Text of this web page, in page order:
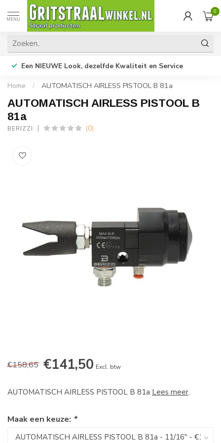
MENU
0
Een NIEUWE Look, dezelfde Kwaliteit en Service
Home / AUTOMATISCH AIRLESS PISTOOL B 81a
AUTOMATISCH AIRLESS PISTOOL B
81a
BERIZZI (0)
€158,65 €141,50 Excl. btw
AUTOMATISCH AIRLESS PISTOOL B 81a Lees meer.
Maak een keuze: *